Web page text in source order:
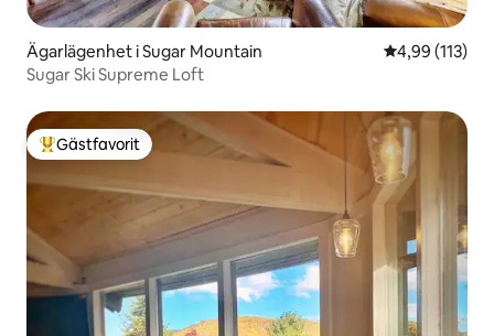
Ägarlägenhet i Sugar Mountain 4,99 av 5 i
4,99 (113)
Sugar Ski Supreme Loft
Populär gästfavorit
Gästfavorit